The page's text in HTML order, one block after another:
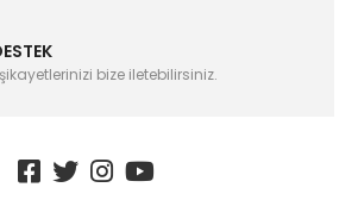
bize iletebilirsiniz.